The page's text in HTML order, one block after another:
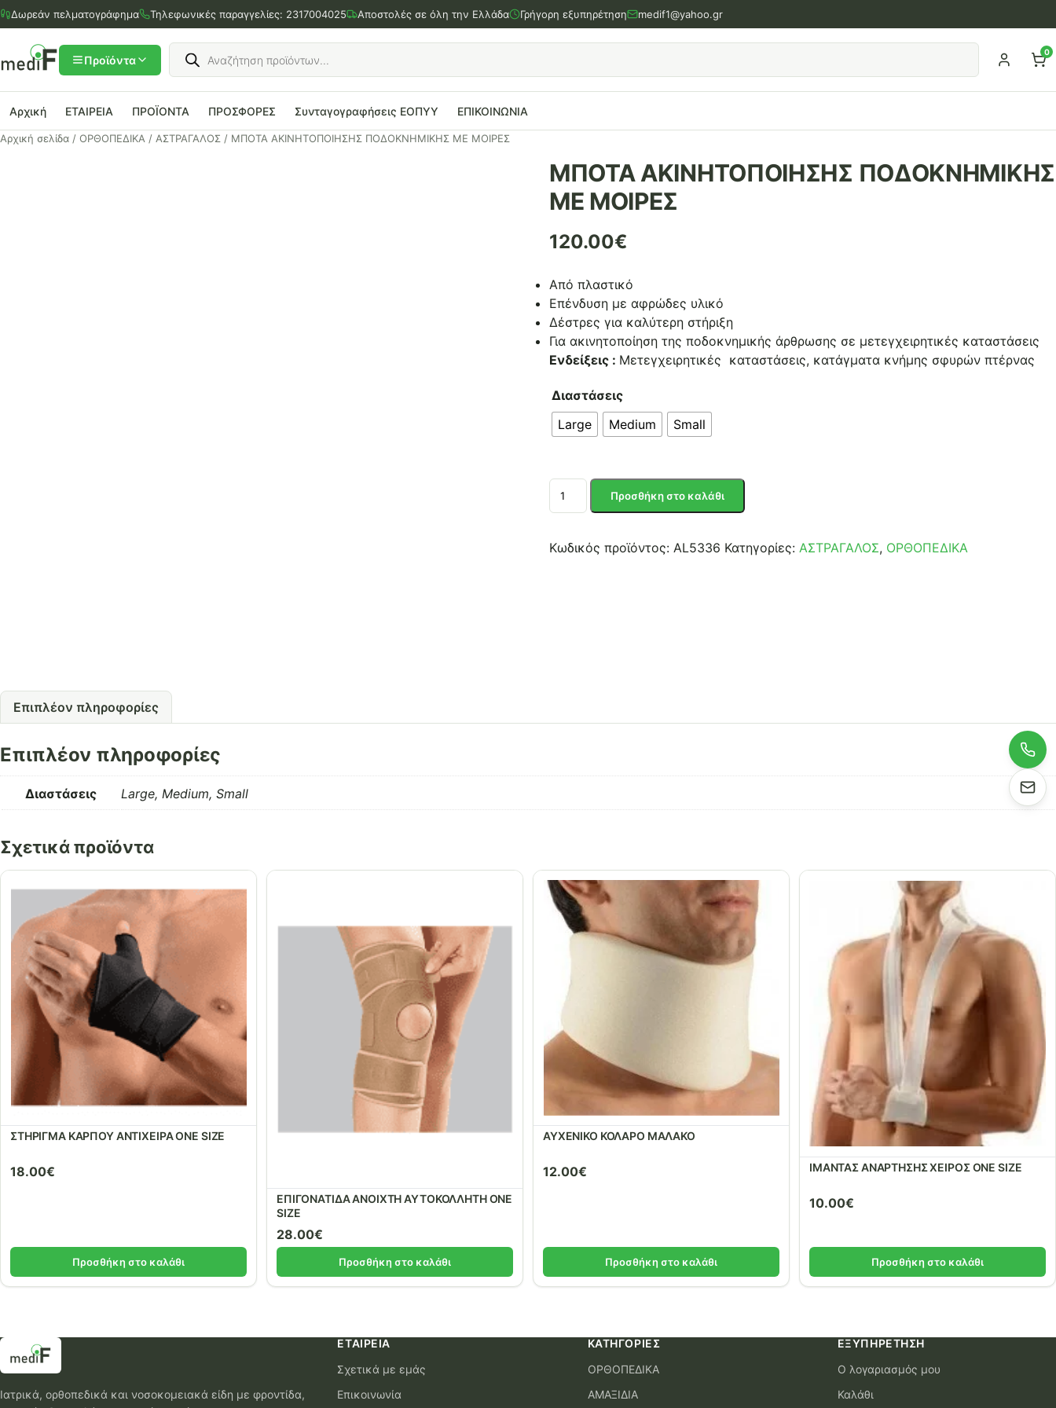
Μετάβαση
στο
περιεχόμενο
Δωρεάν πελματογράφημα Τηλεφωνικές παραγγελίες: 2317004025 Αποστολές σε όλη την Ελλάδα Γρήγορη εξυπηρέτηση medif1@yahoo.gr
Προϊόντα
Products
search
0
Αρχική ΕΤΑΙΡΕΙΑ ΠΡΟΪΟΝΤΑ ΠΡΟΣΦΟΡΕΣ Συνταγογραφήσεις ΕΟΠΥΥ ΕΠΙΚΟΙΝΩΝΙΑ
Αρχική σελίδα / ΟΡΘΟΠΕΔΙΚΑ / ΑΣΤΡΑΓΑΛΟΣ / ΜΠΟΤΑ ΑΚΙΝΗΤΟΠΟΙΗΣΗΣ ΠΟΔΟΚΝΗΜΙΚΗΣ ΜΕ ΜΟΙΡΕΣ
ΜΠΟΤΑ ΑΚΙΝΗΤΟΠΟΙΗΣΗΣ ΠΟΔΟΚΝΗΜΙΚΗΣ
ΜΕ ΜΟΙΡΕΣ
120.00€
Από πλαστικό
Επένδυση με αφρώδες υλικό
Δέστρες για καλύτερη στήριξη
Για ακινητοποίηση της ποδοκνημικής άρθρωσης σε μετεγχειρητικές καταστάσεις
Ενδείξεις : Μετεγχειρητικές καταστάσεις, κατάγματα κνήμης σφυρών πτέρνας
Διαστάσεις
Large
Medium Small
ΜΠΟΤΑ
ΑΚΙΝΗΤΟΠΟΙΗΣΗΣ
ΜΕ
Προσθήκη στο καλάθι
Κωδικός προϊόντος: AL5336 Κατηγορίες: ΑΣΤΡΑΓΑΛΟΣ, ΟΡΘΟΠΕΔΙΚΑ
Επιπλέον πληροφορίες
Επιπλέον πληροφορίες
Διαστάσεις Large, Medium, Small
Σχετικά προϊόντα
ΣΤΗΡΙΓΜΑ ΚΑΡΠΟΥ ΑΝΤΙΧΕΙΡΑ ONE SIZE
18.00€
Προσθήκη στο καλάθι
ΕΠΙΓΟΝΑΤΙΔΑ ΑΝΟΙΧΤΗ ΑΥΤΟΚΟΛΛΗΤΗ ONE
SIZE
28.00€
Προσθήκη στο καλάθι
ΑΥΧΕΝΙΚΟ ΚΟΛΑΡΟ ΜΑΛΑΚΟ
12.00€
Προσθήκη στο καλάθι
ΙΜΑΝΤΑΣ ΑΝΑΡΤΗΣΗΣ ΧΕΙΡΟΣ ONE SIZE
10.00€
Προσθήκη στο καλάθι
Ιατρικά, ορθοπεδικά και νοσοκομειακά είδη με φροντίδα,
ΕΤΑΙΡΕΊΑ
Σχετικά με εμάς
Επικοινωνία
ΚΑΤΗΓΟΡΊΕΣ
ΟΡΘΟΠΕΔΙΚΑ
ΑΜΑΞΙΔΙΑ
ΕΞΥΠΗΡΈΤΗΣΗ
Ο λογαριασμός μου
Καλάθι